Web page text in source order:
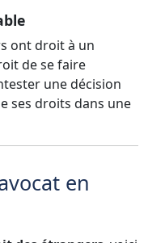
ont droit à un
de se faire
une décision
ses droits dans une
en